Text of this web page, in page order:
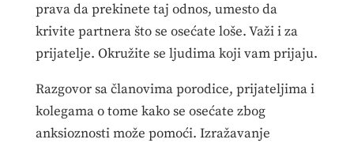
prava da prekinete taj odnos, umesto da
krivite partnera što se osećate loše. Važi i za
prijatelje. Okružite se ljudima koji vam prijaju.
Razgovor sa članovima porodice, prijateljima i
kolegama o tome kako se osećate zbog
anksioznosti može pomoći. Izražavanje